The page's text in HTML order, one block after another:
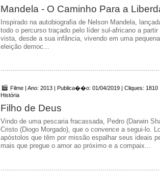
Mandela - O Caminho Para a
Inspirado na autobiografia de Nelson Mandela,
todo o percurso traçado pelo líder sul-africano a
vista, desde a sua infância, vivendo em uma
eleição democ...
Filme | Ano: 2013 | Publica��o: 01/04/2019 | Cliques: 1810
História
Filho de Deus
Vindo de uma pescaria fracassada, Pedro (Darwin
Cristo (Diogo Morgado), que o convence a segui-lo.
apóstolos que têm por missão espalhar seus ideais
mais que pregue o amor ao próximo e a compaix...